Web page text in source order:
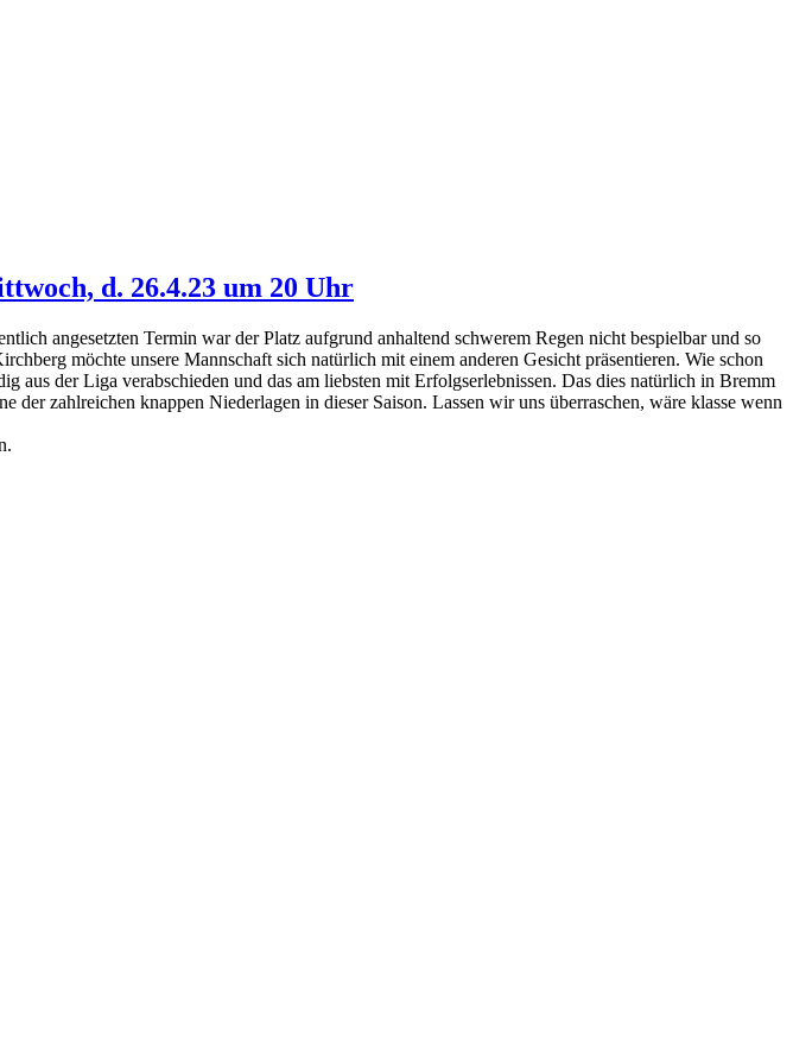
d. 26.4.23 um 20 Uhr
angesetzten Termin war der Platz aufgrund anhaltend schwerem Regen nicht bespielbar und so
möchte unsere Mannschaft sich natürlich mit einem anderen Gesicht präsentieren. Wie schon
aus der Liga verabschieden und das am liebsten mit Erfolgserlebnissen. Das dies natürlich in Bremm
zahlreichen knappen Niederlagen in dieser Saison. Lassen wir uns überraschen, wäre klasse wenn